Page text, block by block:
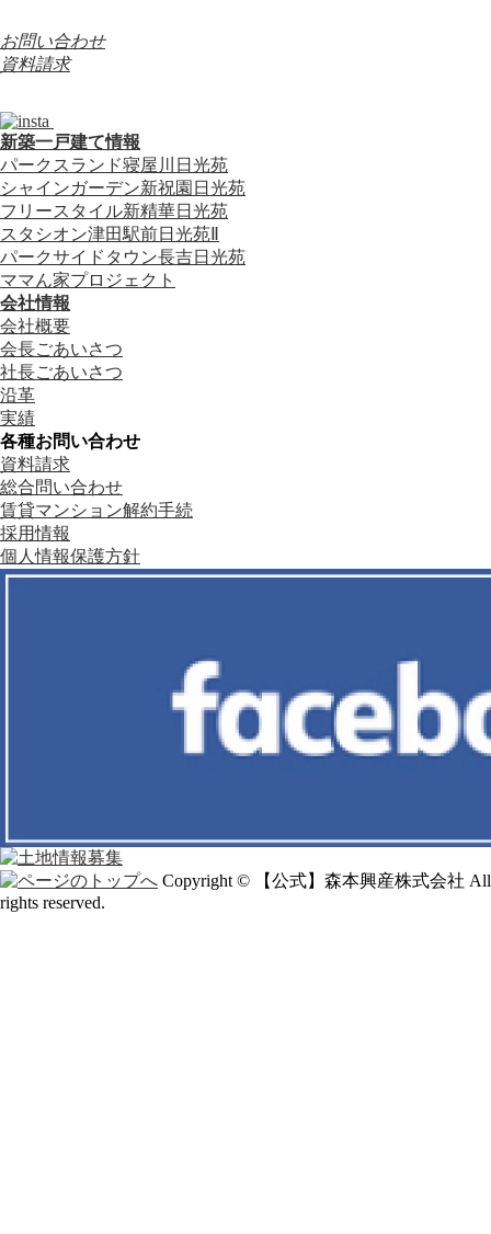
お問い合わせ
資料請求
新築一戸建て情報
パークスランド寝屋川日光苑
シャインガーデン新祝園日光苑
フリースタイル新精華日光苑
スタシオン津田駅前日光苑Ⅱ
パークサイドタウン長吉日光苑
ママん家プロジェクト
会社情報
会社概要
会長ごあいさつ
社長ごあいさつ
沿革
実績
各種お問い合わせ
資料請求
総合問い合わせ
賃貸マンション解約手続
採用情報
個人情報保護方針
Copyright © 【公式】森本興産株式会社 All
rights reserved.